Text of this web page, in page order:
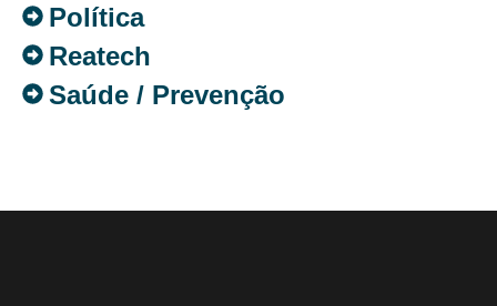
Política
Reatech
Saúde / Prevenção